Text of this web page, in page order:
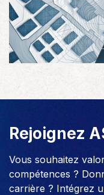
Rejoignez
Vous souhaitez
compétences ?
carrière ? Intégrez